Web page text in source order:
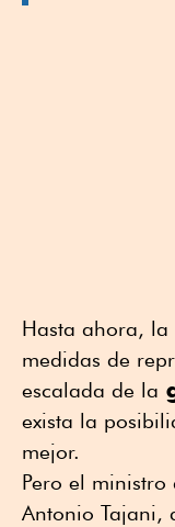
Hasta ahora, la
medidas de
escalada de la
exista la
mejor.
Pero el ministro
Antonio Tajani,